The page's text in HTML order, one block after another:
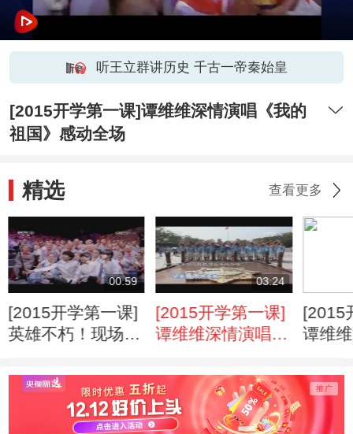
听王立群讲历史 千古一帝秦始皇
[2015开学第一课]谭维维深情演唱《我的
祖国》感动全场
精选 查看更多
00:59
[2015开学第一课]
英雄不朽！现场向
03:24
[2015开学第一课]
谭维维深情演唱
全场
[2015
谭维
全场